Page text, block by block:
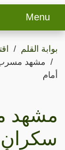
Menu
بوابة القلم
مشهد مسرب
أمام
مشهد
سكران